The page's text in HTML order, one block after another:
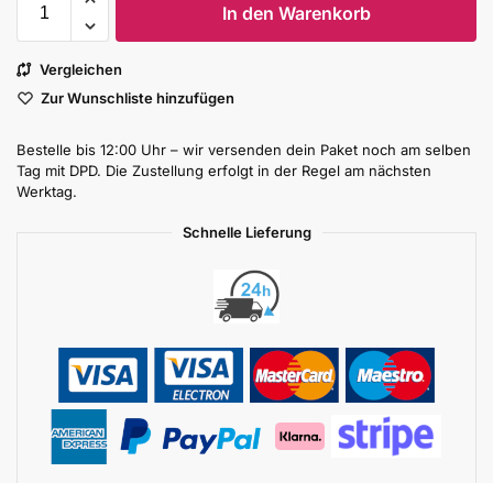
In den Warenkorb
Vergleichen
Zur Wunschliste hinzufügen
Bestelle bis 12:00 Uhr – wir versenden dein Paket noch am selben
Tag mit DPD. Die Zustellung erfolgt in der Regel am nächsten
Werktag.
Schnelle Lieferung